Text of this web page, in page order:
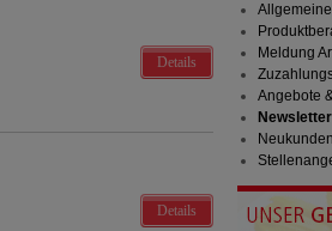
Details
Details
Meldung
Angebote
Newsletter